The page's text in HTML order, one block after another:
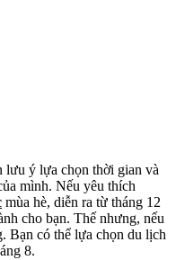
lưu ý lựa chọn thời gian và
mình. Nếu yêu thích
mùa hè, diễn ra từ tháng 12
cho bạn. Thế nhưng, nếu
Bạn có thể lựa chọn du lịch
8.